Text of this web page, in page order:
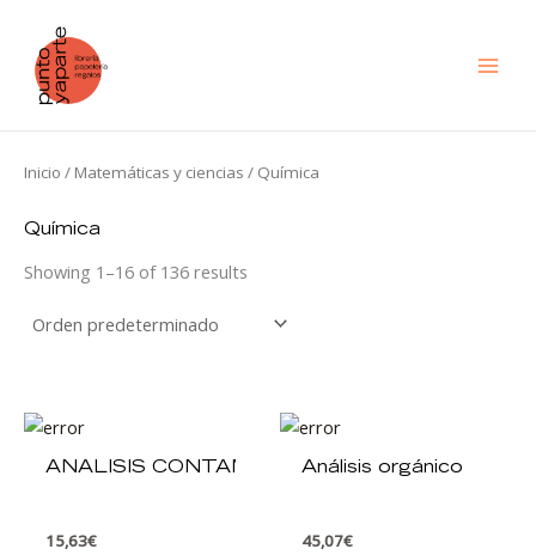
contenido
Inicio / Matemáticas y ciencias / Química
Química
Showing 1–16 of 136 results
ANALISIS CONTAMINANTES AIRE
15,63€
Análisis orgánico
45,07€